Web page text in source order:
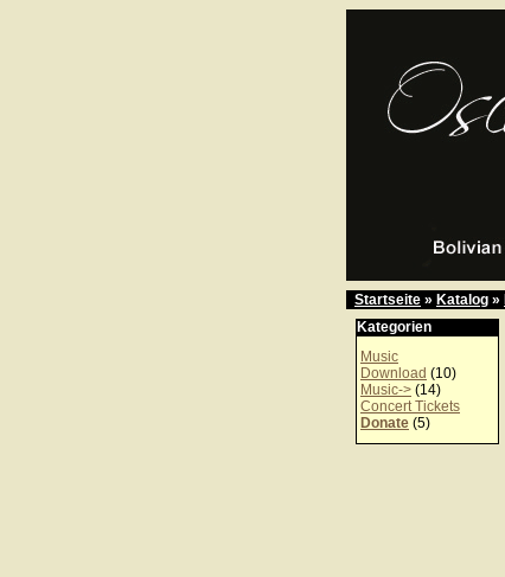
Startseite » Katalog »
Kategorien
Music
Download (10)
Music-> (14)
Concert Tickets
Donate (5)